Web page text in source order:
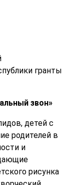
гранты
звон»
детей с
родителей в
и
рисунка